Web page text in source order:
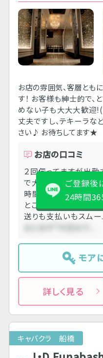
お店の雰囲気、客層とも
す！ お客様も紳士的で
めない子も大大大歓迎
丈夫ですし、テキーラな
さい♪ お待ちしてます★
お店の口コミ
２回伺ってますが出勤
で大丈夫なんですよ
時間になる覚悟があ
ところ２回とも保証
送りも支払いもスムー
ご登録後
24時間
モア
詳しく見る
キャバクラ 船橋